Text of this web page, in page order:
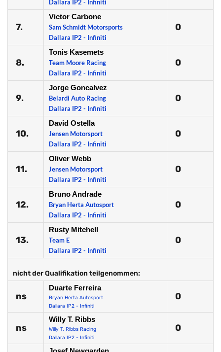
Dallara IP2 - Infiniti
7.
Victor Carbone
Sam Schmidt Motorsports
Dallara IP2 - Infiniti
0
8.
Tonis Kasemets
Team Moore Racing
Dallara IP2 - Infiniti
0
9.
Jorge Goncalvez
Belardi Auto Racing
Dallara IP2 - Infiniti
0
10.
David Ostella
Jensen Motorsport
Dallara IP2 - Infiniti
0
11.
Oliver Webb
Jensen Motorsport
Dallara IP2 - Infiniti
0
12.
Bruno Andrade
Bryan Herta Autosport
Dallara IP2 - Infiniti
0
13.
Rusty Mitchell
Team E
Dallara IP2 - Infiniti
0
nicht der Qualifikation teilgenommen:
ns
Duarte Ferreira
Bryan Herta Autosport
Dallara IP2 - Infiniti
0
ns
Willy T. Ribbs
Willy T. Ribbs Racing
Dallara IP2 - Infiniti
0